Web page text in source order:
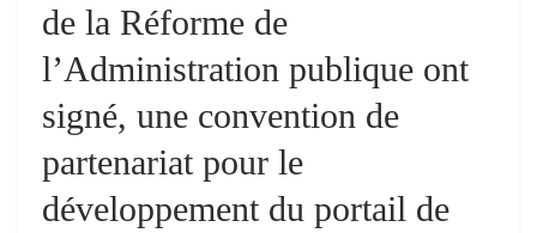
de la Réforme de
l’Administration publique ont
signé, une convention de
partenariat pour le
développement du portail de